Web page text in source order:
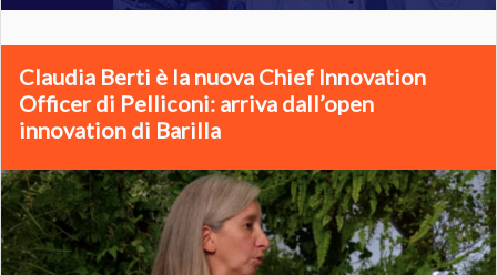
Claudia Berti è la nuova Chief Innovation
Officer di Pelliconi: arriva dall’open
innovation di Barilla